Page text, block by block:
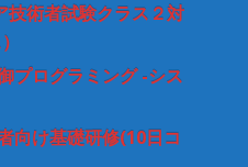
技術者試験クラス２対
プログラミング -シス
向け基礎研修(10日コ